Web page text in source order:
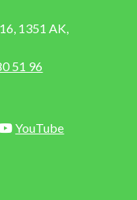
1351 AK,
51 96
YouTube